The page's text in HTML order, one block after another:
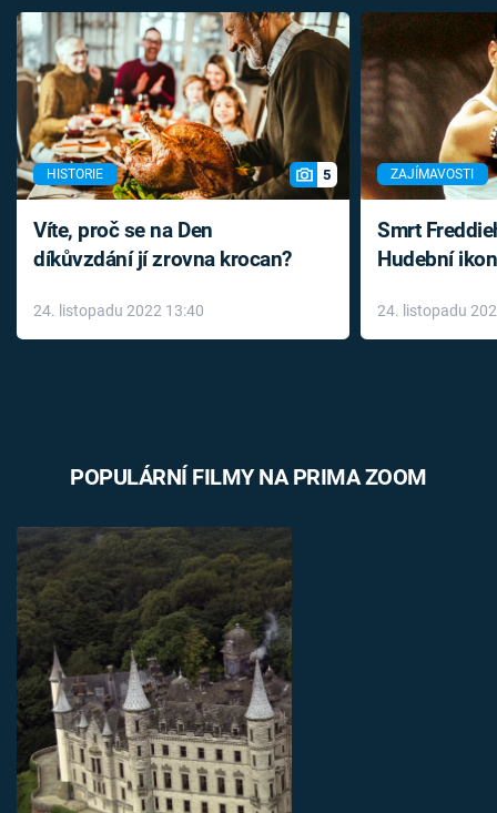
HISTORIE 5
Víte, proč se na Den
díkůvzdání jí zrovna krocan?
24. listopadu 2022 13:40
ZAJÍMAVOSTI
Smrt
Hudební
léky
24. listopadu
POPULÁRNÍ FILMY NA PRIMA ZOOM